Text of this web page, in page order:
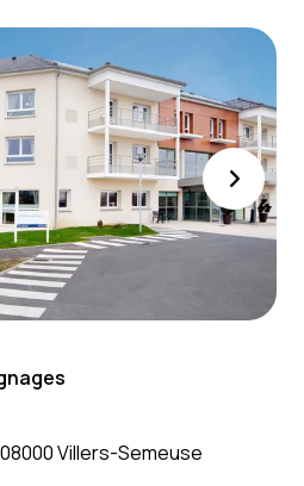
Villers-Semeuse